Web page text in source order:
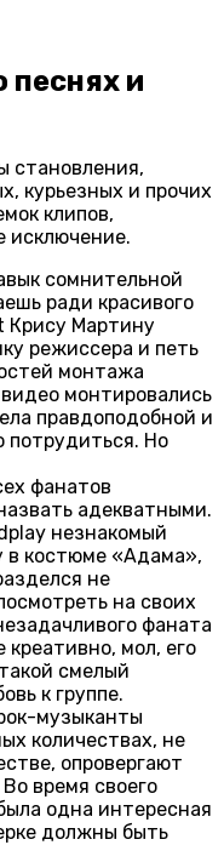
и
становления,
курьезных и прочих
клипов,
исключение.
сомнительной
ради красивого
Крису Мартину
режиссера и петь
монтажа
монтировались
правдоподобной и
потрудиться. Но
фанатов
адекватными.
незнакомый
в костюме «Адама»,
не
на своих
фаната
мол, его
смелый
к группе.
музыканты
количествах, не
опровергают
время своего
одна интересная
должны быть